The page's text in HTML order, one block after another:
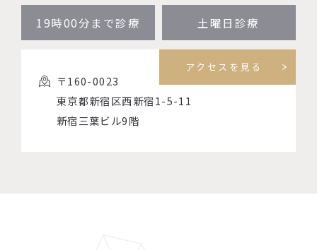
19時00分まで診療 土曜日診療
アクセスを見る
〒160-0023
東京都新宿区西新宿1-5-11
新宿三葉ビル9階